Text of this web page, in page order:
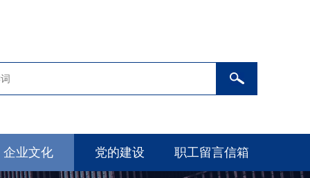
企业文化 党的建设 职工留言信箱